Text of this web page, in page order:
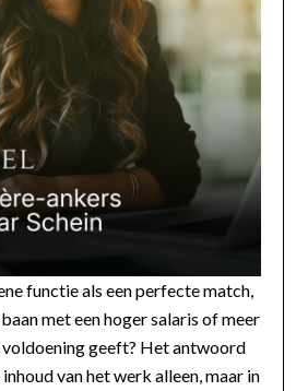
functie als een perfecte match,
met een hoger salaris of meer
geeft? Het antwoord
van het werk alleen, maar in